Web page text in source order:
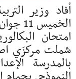
أفاد وزير
شملت مركزَي
بالمدرسة